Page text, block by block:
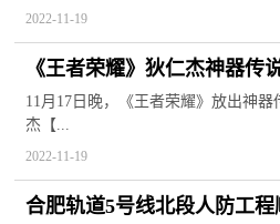
2022-11-19
《王者荣耀》狄仁杰神器传
令所蕴含神秘力量
11月17日晚，《王者荣耀》放出神
杰【...
2022-11-19
合肥轨道5号线北段人防工